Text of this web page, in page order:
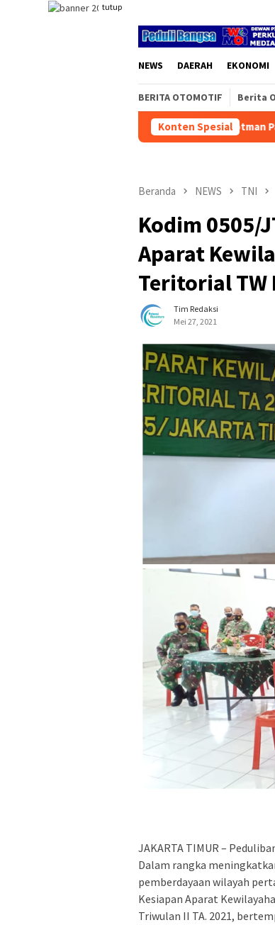
tutup
NEWS DAERAH EKONOMI
BERITA OTOMOTIF Berita
Konten Spesial
Perdamaian Kilat PWI-Hotman Paris: Marwah Pers
Beranda NEWS TNI
Kodim 0505/
Aparat
Teritorial TW
Tim Redaksi
Mei 27, 2021
JAKARTA TIMUR –
Dalam rangka
pemberdayaan wilayah
Kesiapan Aparat
Triwulan II TA. 2021,